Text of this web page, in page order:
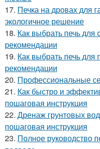
17. Печка на дровах для
экологичное решение
18. Как выбрать печь для
рекомендации
19. Как выбрать печь для
рекомендации
20. Профессиональные
21. Как быстро и
пошаговая инструкция
22. Дренаж грунтовых
пошаговая инструкция
23. Полное руководство